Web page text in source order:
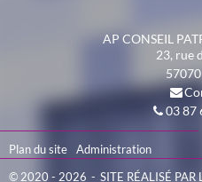
AP CONSEIL
23, rue
57070
03 87
Plan du site
Administration
© 2020 - 2026
SITE RÉALISÉ PAR